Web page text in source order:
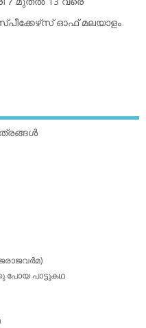
ഓഫ് മലയാളം
പോയ പാട്ടുകഥ